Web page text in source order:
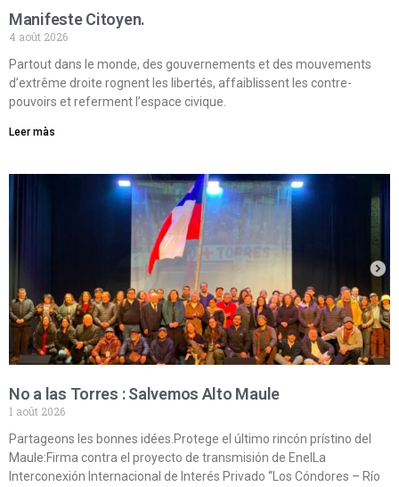
Manifeste Citoyen.
4 août 2026
Partout dans le monde, des gouvernements et des mouvements
d’extrême droite rognent les libertés, affaiblissent les contre-
pouvoirs et referment l’espace civique.
Leer màs
No a las Torres : Salvemos Alto Maule
1 août 2026
Partageons les bonnes idées.Protege el último rincón prístino del
Maule:Firma contra el proyecto de transmisión de EnelLa
Interconexión Internacional de Interés Privado “Los Cóndores – Río